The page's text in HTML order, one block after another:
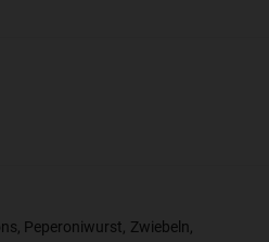
Peperoniwurst, Zwiebeln,